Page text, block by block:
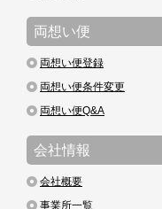
両想い便
両想い便登録
両想い便条件変更
両想い便Q&A
会社情報
会社概要
事業所一覧